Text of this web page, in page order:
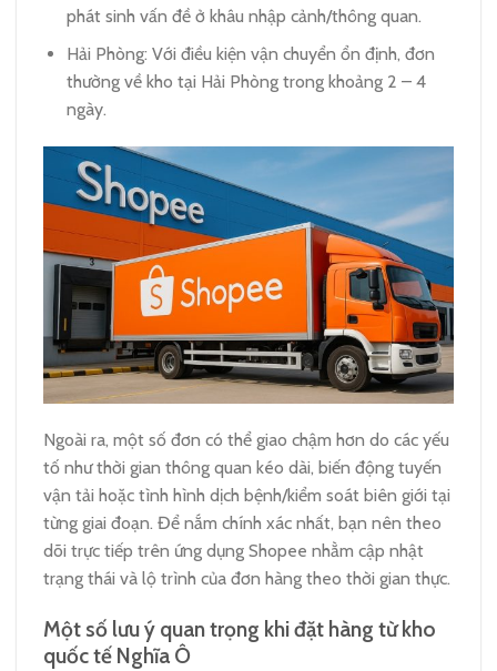
phát sinh vấn đề ở khâu nhập cảnh/thông quan.
Hải Phòng: Với điều kiện vận chuyển ổn định, đơn
thường về kho tại Hải Phòng trong khoảng 2 – 4
ngày.
Ngoài ra, một số đơn có thể giao chậm hơn do các yếu
tố như thời gian thông quan kéo dài, biến động tuyến
vận tải hoặc tình hình dịch bệnh/kiểm soát biên giới tại
từng giai đoạn. Để nắm chính xác nhất, bạn nên theo
dõi trực tiếp trên ứng dụng Shopee nhằm cập nhật
trạng thái và lộ trình của đơn hàng theo thời gian thực.
Một số lưu ý quan trọng khi đặt hàng từ kho
quốc tế Nghĩa Ô